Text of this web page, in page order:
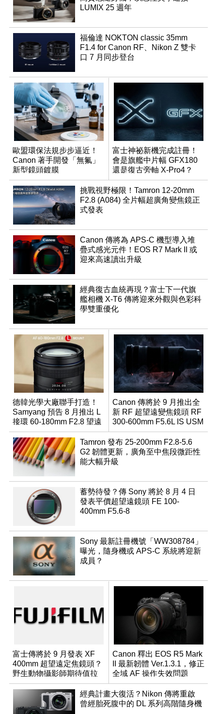
LUMIX 25 週年
福倫達 NOKTON classic 35mm
F1.4 for Canon RF、Nikon Z 雙卡
口 7 月同步登台
歐盟環保法規步步逼近！
Canon 著手開發「無氟」
新型鏡頭鍍膜
富士神祕新機完成註冊！
會是旗艦中片幅 GFX180
還是復古旁軸 X-Pro4？
挑戰視野極限！Tamron 12-20mm
F2.8 (A084) 全片幅超廣角變焦鏡正
式發表
Canon 傳將為 APS-C 機型導入堆
疊式感光元件！EOS R7 Mark II 或
迎來高速讀出升級
經典復古血統再現？富士下一代旗
艦相機 X-T6 傳將迎來外觀與色彩科
學雙重優化
德韓光學大廠聯手打造！
Samyang 預告 8 月推出 L
接環 60-180mm F2.8 望遠
變焦鏡
Canon 傳將於 9 月推出全
新 RF 超望遠變焦鏡頭 RF
300-600mm F5.6L IS USM
Tamron 發布 25-200mm F2.8-5.6
G2 韌體更新，廣角至中焦段微距性
能大幅升級
蓄勢待發？傳 Sony 將於 8 月 4 日
發表平價超望遠鏡頭 FE 100-
400mm F5.6-8
Sony 最新註冊機號「WW308784」
曝光，隨身機或 APS-C 系統將迎新
成員？
富士傳將於 9 月發表 XF
400mm 超望遠定焦鏡頭？
野生動物攝影師期待值拉
滿
Canon 釋出 EOS R5 Mark
II 最新韌體 Ver.1.3.1，修正
全域 AF 操作失效問題
經典計畫大復活？Nikon 傳將重啟
曾經胎死腹中的 DL 系列高階隨身機